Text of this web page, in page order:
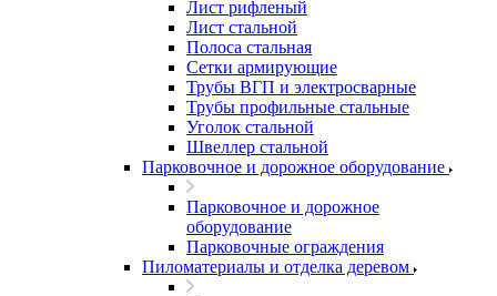
Лист рифленый
Лист стальной
Полоса стальная
Сетки армирующие
Трубы ВГП и электросварные
Трубы профильные стальные
Уголок стальной
Швеллер стальной
Парковочное и дорожное оборудование
Парковочное и дорожное
оборудование
Парковочные ограждения
Пиломатериалы и отделка деревом